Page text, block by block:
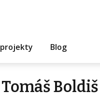
Blog
Boldiš